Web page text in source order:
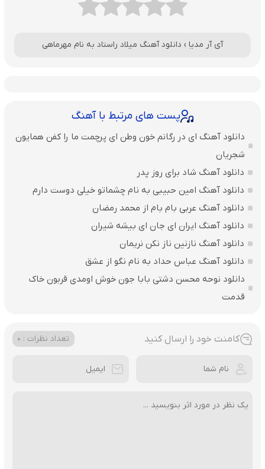
آی آر مدیا › دانلود آهنگ میلاد راستاد به نام مهرماهی
پست های مرتبط با آهنگ
دانلود آهنگ ای در رگانم خون وطن ای پرچمت ما را کفن همایون
شجریان
دانلود آهنگ شاد برای روز پدر
دانلود آهنگ امین حبیبی به نام چشماتو خیلی دوست دارم
دانلود آهنگ عربی بام بام از محمد رمضان
دانلود آهنگ ایران ای جان ای بیشه شیران
دانلود آهنگ نازنین ناز نکن نریمان
دانلود آهنگ عباس حداد به نام نگو از عشق
دانلود نوحه محسن دشتی بابا جون خوش اومدی قربون خاک
قدمت
کامنت خود را ارسال کنید تعداد نظرات : 0